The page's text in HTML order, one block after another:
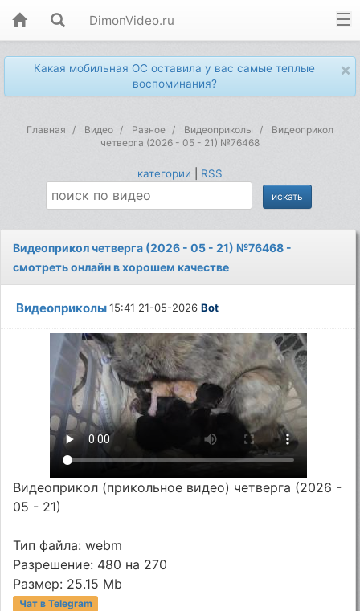
DimonVideo.ru
×
Какая мобильная ОС оставила у вас самые теплые
воспоминания?
Главная Видео Разное Видеоприколы
Видеоприкол
четверга (2026 - 05 - 21) №76468
категории RSS
Видеоприкол четверга (2026 - 05 - 21) №76468 -
смотреть онлайн в хорошем качестве
Видеоприколы15:41 21-05-2026Bot
Видеоприкол (прикольное видео) четверга (2026 -
05 - 21)
Тип файла: webm
Разрешение: 480 на 270
Размер: 25.15 Mb
Чат в Telegram